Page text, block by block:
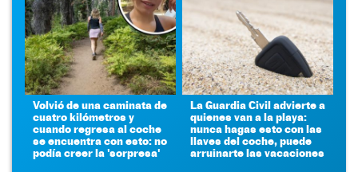
Volvió de una caminata de
cuatro kilómetros y
cuando regresa al coche
se encuentra con esto: no
podía creer la 'sorpresa'
La Guardia Civil advierte a
quienes van a la playa:
nunca hagas esto con las
llaves del coche, puede
arruinarte las vacaciones